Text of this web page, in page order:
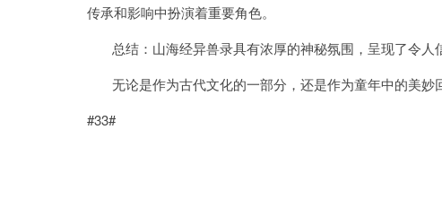
传承和影响中扮演着重要角色。
总结：山海经异兽录具有浓厚的神秘氛围，呈现了令人
无论是作为古代文化的一部分，还是作为童年中的美妙
#33#